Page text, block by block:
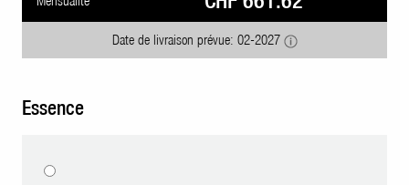
Date de livraison prévue: 02-2027
Essence